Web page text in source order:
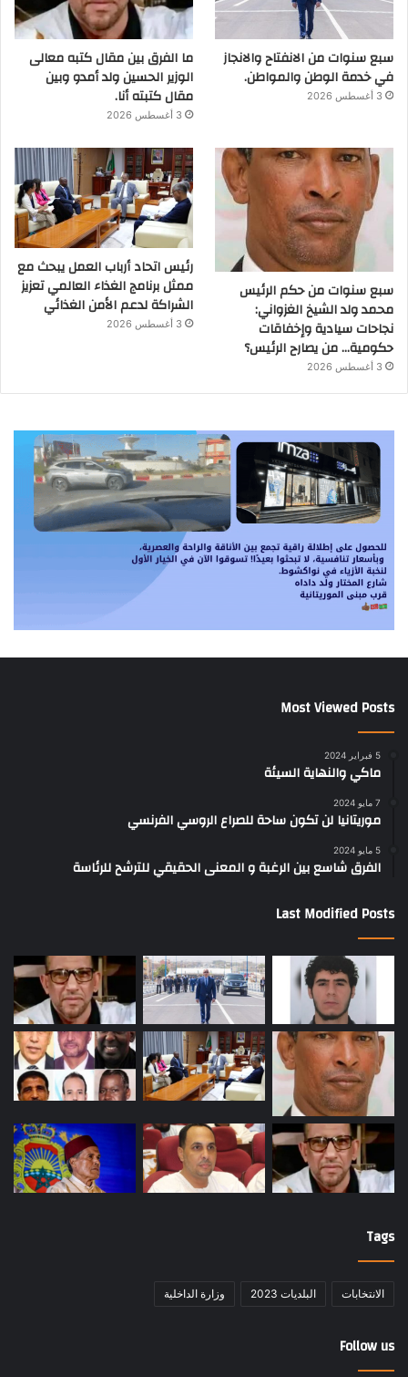
سبع سنوات من الانفتاح والانجاز
في خدمة الوطن والمواطن.
3 أغسطس 2026
ما الفرق بين مقال كتبه معالى
الوزير الحسين ولد أمدو وبين
مقال كتبته أنا.
3 أغسطس 2026
سبع سنوات من حكم الرئيس
محمد ولد الشيخ الغزواني:
نجاحات سيادية وإخفاقات
حكومية… من يصارح الرئيس؟
3 أغسطس 2026
رئيس اتحاد أرباب العمل يبحث مع
ممثل برنامج الغذاء العالمي تعزيز
الشراكة لدعم الأمن الغذائي
3 أغسطس 2026
Most Viewed Posts
5 فبراير 2024
ماكي والنهاية السيئة
7 مايو 2024
موريتانيا لن تكون ساحة للصراع الروسي الفرنسي
5 مايو 2024
الفرق شاسع بين الرغبة و المعنى الحقيقي للترشح للرئاسة
Last Modified Posts
Tags
الانتخابات البلديات 2023 وزارة الداخلية
Follow us